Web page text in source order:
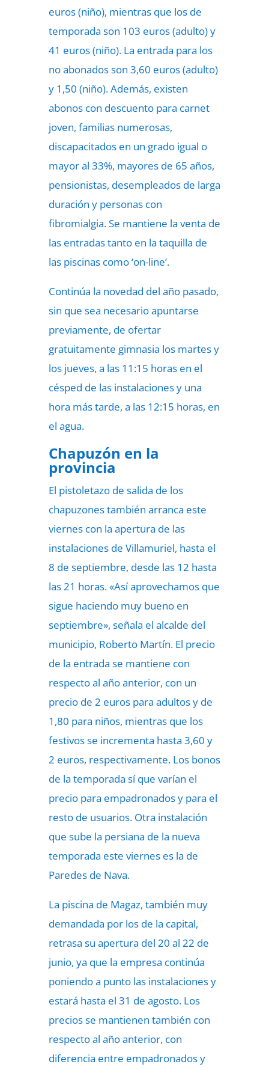
euros (niño), mientras que los de
temporada son 103 euros (adulto) y
41 euros (niño). La entrada para los
no abonados son 3,60 euros (adulto)
y 1,50 (niño). Además, existen
abonos con descuento para carnet
joven, familias numerosas,
discapacitados en un grado igual o
mayor al 33%, mayores de 65 años,
pensionistas, desempleados de larga
duración y personas con
fibromialgia. Se mantiene la venta de
las entradas tanto en la taquilla de
las piscinas como ‘on-line’.
Continúa la novedad del año pasado,
sin que sea necesario apuntarse
previamente, de ofertar
gratuitamente gimnasia los martes y
los jueves, a las 11:15 horas en el
césped de las instalaciones y una
hora más tarde, a las 12:15 horas, en
el agua.
Chapuzón en la
provincia
El pistoletazo de salida de los
chapuzones también arranca este
viernes con la apertura de las
instalaciones de Villamuriel, hasta el
8 de septiembre, desde las 12 hasta
las 21 horas. «Así aprovechamos que
sigue haciendo muy bueno en
septiembre», señala el alcalde del
municipio, Roberto Martín. El precio
de la entrada se mantiene con
respecto al año anterior, con un
precio de 2 euros para adultos y de
1,80 para niños, mientras que los
festivos se incrementa hasta 3,60 y
2 euros, respectivamente. Los bonos
de la temporada sí que varían el
precio para empadronados y para el
resto de usuarios. Otra instalación
que sube la persiana de la nueva
temporada este viernes es la de
Paredes de Nava.
La piscina de Magaz, también muy
demandada por los de la capital,
retrasa su apertura del 20 al 22 de
junio, ya que la empresa continúa
poniendo a punto las instalaciones y
estará hasta el 31 de agosto. Los
precios se mantienen también con
respecto al año anterior, con
diferencia entre empadronados y